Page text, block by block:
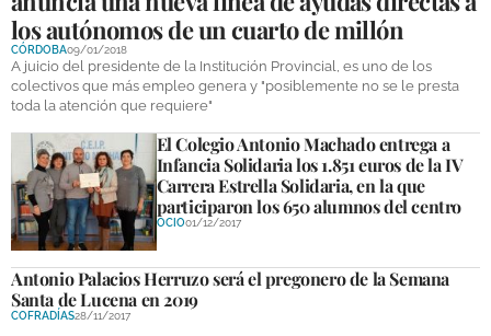
los autónomos de un cuarto de millón
CÓRDOBA09/01/2018
A juicio del presidente de la Institución Provincial, es uno de los
colectivos que más empleo genera y "posiblemente no se le presta
toda la atención que requiere"
El Colegio Antonio Machado entrega a
Infancia Solidaria los 1.851 euros de la IV
Carrera Estrella Solidaria, en la que
participaron los 650 alumnos del centro
OCIO01/12/2017
Antonio Palacios Herruzo será el pregonero de la Semana
Santa de Lucena en 2019
COFRADÍAS28/11/2017